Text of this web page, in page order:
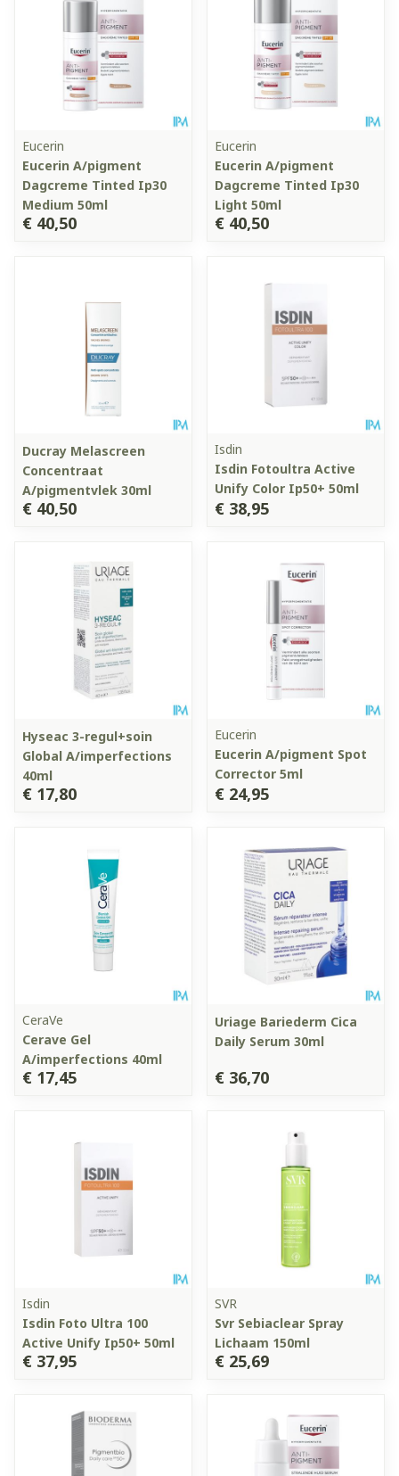
Eucerin
Eucerin A/pigment
Dagcreme Tinted Ip30
Medium 50ml
€ 40,50
Eucerin
Eucerin A/pigment
Dagcreme Tinted Ip30
Light 50ml
€ 40,50
Ducray Melascreen
Concentraat
A/pigmentvlek 30ml
€ 40,50
Isdin
Isdin Fotoultra Active
Unify Color Ip50+ 50ml
€ 38,95
Hyseac 3-regul+soin
Global A/imperfections
40ml
€ 17,80
Eucerin
Eucerin A/pigment Spot
Corrector 5ml
€ 24,95
CeraVe
Cerave Gel
A/imperfections 40ml
€ 17,45
Uriage Bariederm Cica
Daily Serum 30ml
€ 36,70
Isdin
Isdin Foto Ultra 100
Active Unify Ip50+ 50ml
€ 37,95
SVR
Svr Sebiaclear Spray
Lichaam 150ml
€ 25,69